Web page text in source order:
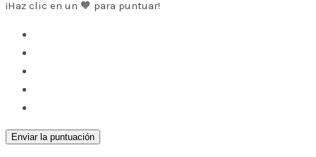
¡Haz clic en un 🧡 para puntuar!
Enviar la puntuación